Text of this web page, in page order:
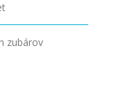
zubárov